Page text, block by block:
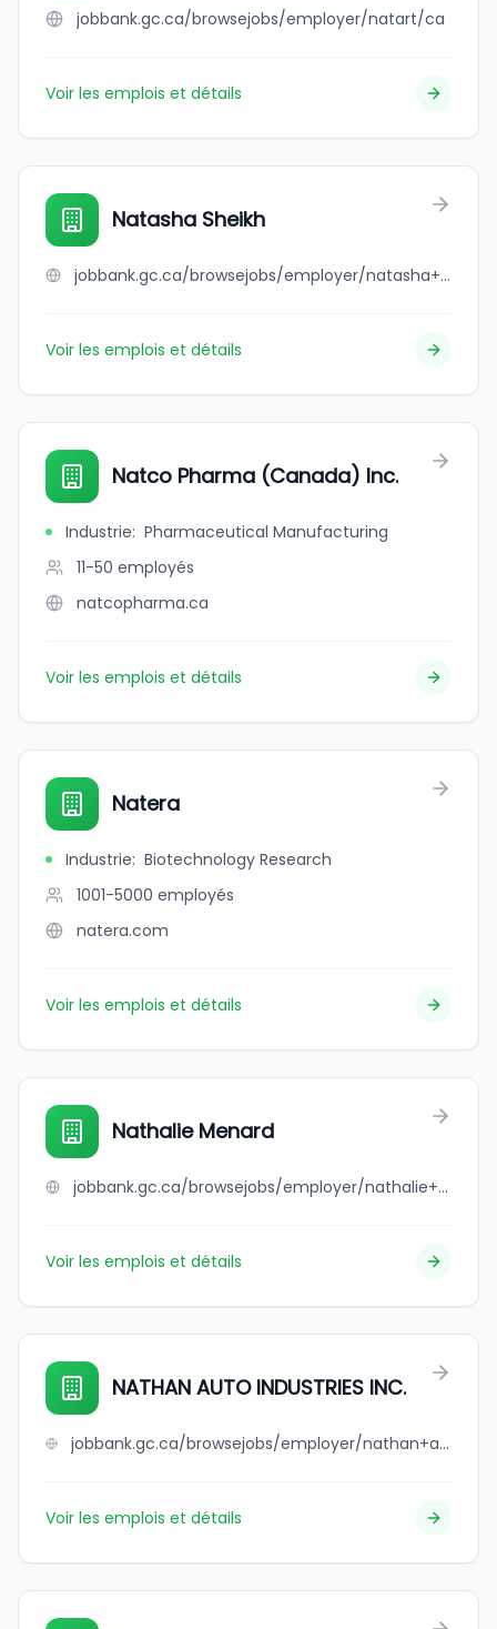
jobbank.gc.ca/browsejobs/employer/natart/ca
Voir les emplois et détails
Natasha Sheikh
jobbank.gc.ca/browsejobs/employer/natasha+sheikh/ca
Voir les emplois et détails
Natco Pharma (Canada) Inc.
Industrie: Pharmaceutical Manufacturing
11-50 employés
natcopharma.ca
Voir les emplois et détails
Natera
Industrie: Biotechnology Research
1001-5000 employés
natera.com
Voir les emplois et détails
Nathalie Menard
jobbank.gc.ca/browsejobs/employer/nathalie+menard/ca
Voir les emplois et détails
NATHAN AUTO INDUSTRIES INC.
jobbank.gc.ca/browsejobs/employer/nathan+auto+industries+inc./ca
Voir les emplois et détails